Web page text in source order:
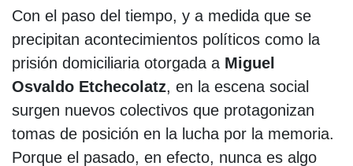
Con el paso del tiempo, y a medida que se
precipitan acontecimientos políticos como la
prisión domiciliaria otorgada a Miguel
Osvaldo Etchecolatz, en la escena social
surgen nuevos colectivos que protagonizan
tomas de posición en la lucha por la memoria.
Porque el pasado, en efecto, nunca es algo